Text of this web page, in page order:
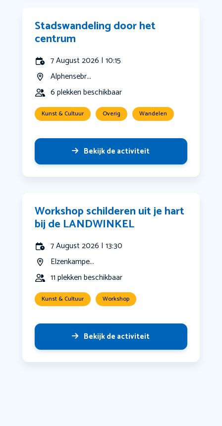
Stadswandeling door het
centrum
7 August 2026 | 10:15
Alphensebr...
6 plekken beschikbaar
Kunst & Cultuur Overig Wandelen
Bekijk de activiteit
Workshop schilderen uit je hart
bij de LANDWINKEL
7 August 2026 | 13:30
Elzenkampe...
11 plekken beschikbaar
Kunst & Cultuur Workshop
Bekijk de activiteit